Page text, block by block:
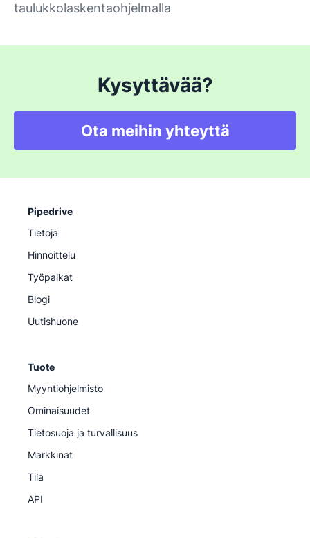
taulukkolaskentaohjelmalla
Kysyttävää?
Ota meihin yhteyttä
Pipedrive
Tietoja
Hinnoittelu
Työpaikat
Blogi
Uutishuone
Tuote
Myyntiohjelmisto
Ominaisuudet
Tietosuoja ja turvallisuus
Markkinat
Tila
API